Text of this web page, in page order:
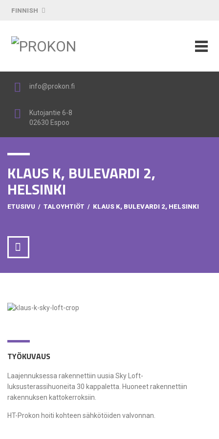
FINNISH
info@prokon.fi
Kutojantie 6-8
02630 Espoo
KLAUS K, BULEVARDI 2,
HELSINKI
ETUSIVU / TALOYHTIÖT / KLAUS K, BULEVARDI 2, HELSINKI
TYÖKUVAUS
Laajennuksessa rakennettiin uusia Sky Loft-
luksusterassihuoneita 30 kappaletta. Huoneet rakennettiin
rakennuksen kattokerroksiin.
HT-Prokon hoiti kohteen sähkötöiden valvonnan.